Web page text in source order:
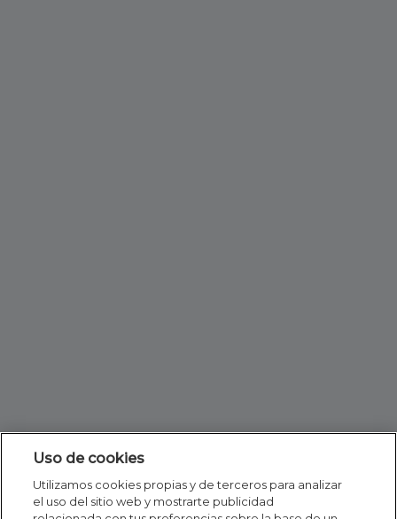
Uso de cookies
Utilizamos cookies propias y de terceros para analizar
el uso del sitio web y mostrarte publicidad